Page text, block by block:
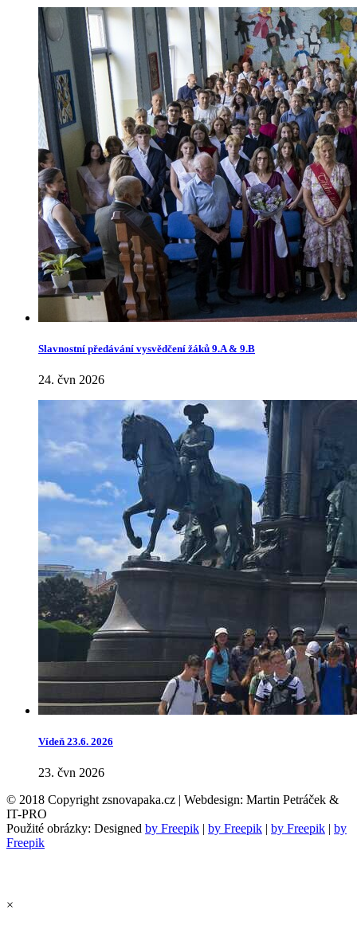
Slavnostní předávání vysvědčení žáků 9.A & 9.B
24. čvn 2026
Vídeň 23.6. 2026
23. čvn 2026
© 2018 Copyright zsnovapaka.cz | Webdesign: Martin Petráček &
IT-PRO
Použité obrázky: Designed by Freepik | by Freepik | by Freepik | by
Freepik
×